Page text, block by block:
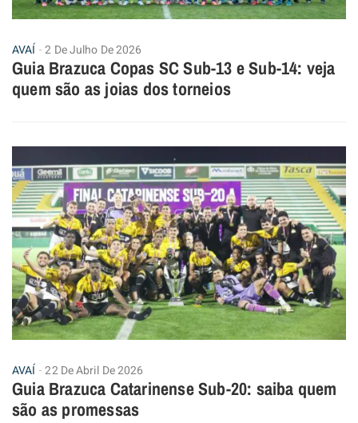
AVAÍ 2 De Julho De 2026
Guia Brazuca Copas SC Sub-13 e Sub-14: veja
quem são as joias dos torneios
AVAÍ 22 De Abril De 2026
Guia Brazuca Catarinense Sub-20: saiba quem
são as promessas